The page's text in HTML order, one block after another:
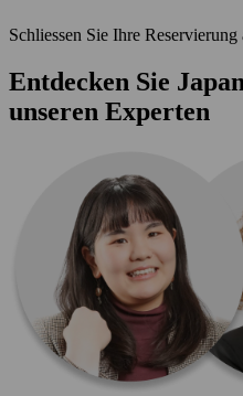
Schliessen Sie Ihre
Entdecken Sie
unseren Experten